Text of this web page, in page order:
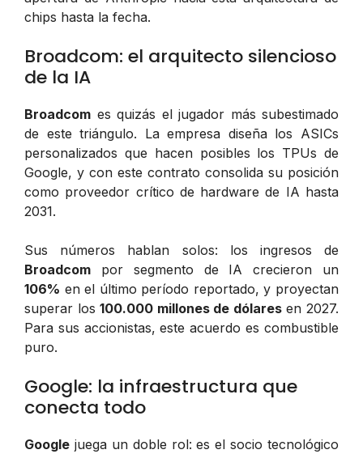
chips hasta la fecha.
Broadcom: el arquitecto silencioso
de la IA
Broadcom es quizás el jugador más subestimado
de este triángulo. La empresa diseña los ASICs
personalizados que hacen posibles los TPUs de
Google, y con este contrato consolida su posición
como proveedor crítico de hardware de IA hasta
2031.
Sus números hablan solos: los ingresos de
Broadcom por segmento de IA crecieron un
106% en el último período reportado, y proyectan
superar los100.000 millones de dólaresen 2027.
Para sus accionistas, este acuerdo es combustible
puro.
Google: la infraestructura que
conecta todo
Google juega un doble rol: es el socio tecnológico